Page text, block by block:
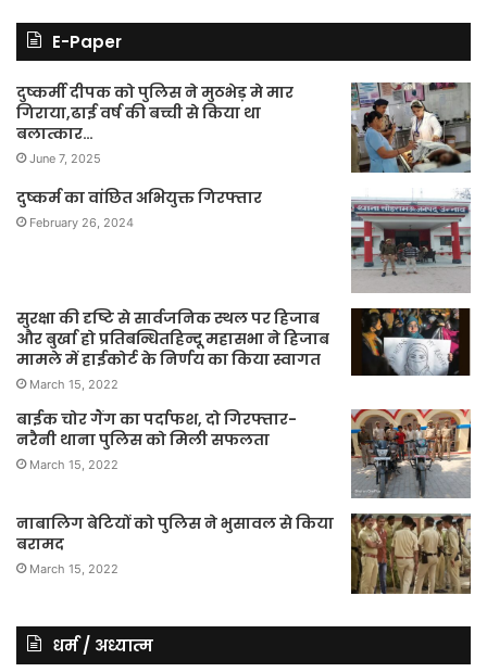
E-Paper
दुष्कर्मी दीपक को पुलिस ने मुठभेड़ मे मार
गिराया,ढाई वर्ष की बच्ची से किया था
बलात्कार…
June 7, 2025
दुष्कर्म का वांछित अभियुक्त गिरफ्तार
February 26, 2024
सुरक्षा की दृष्टि से सार्वजनिक स्थल पर हिजाब
और बुर्खा हो प्रतिबन्धितहिन्दू महासभा ने हिजाब
मामले में हाईकोर्ट के निर्णय का किया स्वागत
March 15, 2022
बाईक चोर गैंग का पर्दाफश, दो गिरफ्तार-
नरैनी थाना पुलिस को मिली सफलता
March 15, 2022
नाबालिग बेटियों को पुलिस ने भुसावल से किया
बरामद
March 15, 2022
धर्म / अध्यात्म